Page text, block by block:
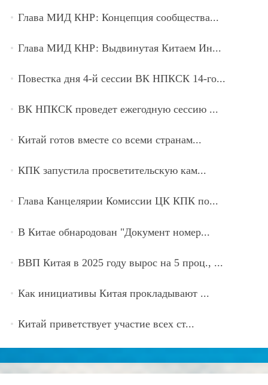
Глава МИД КНР: Концепция сообщества...
Глава МИД КНР: Выдвинутая Китаем Ин...
Повестка дня 4-й сессии ВК НПКСК 14-го...
ВК НПКСК проведет ежегодную сессию ...
Китай готов вместе со всеми странам...
КПК запустила просветительскую кам...
Глава Канцелярии Комиссии ЦК КПК по...
В Китае обнародован "Документ номер...
ВВП Китая в 2025 году вырос на 5 проц., ...
Как инициативы Китая прокладывают ...
Китай приветствует участие всех ст...